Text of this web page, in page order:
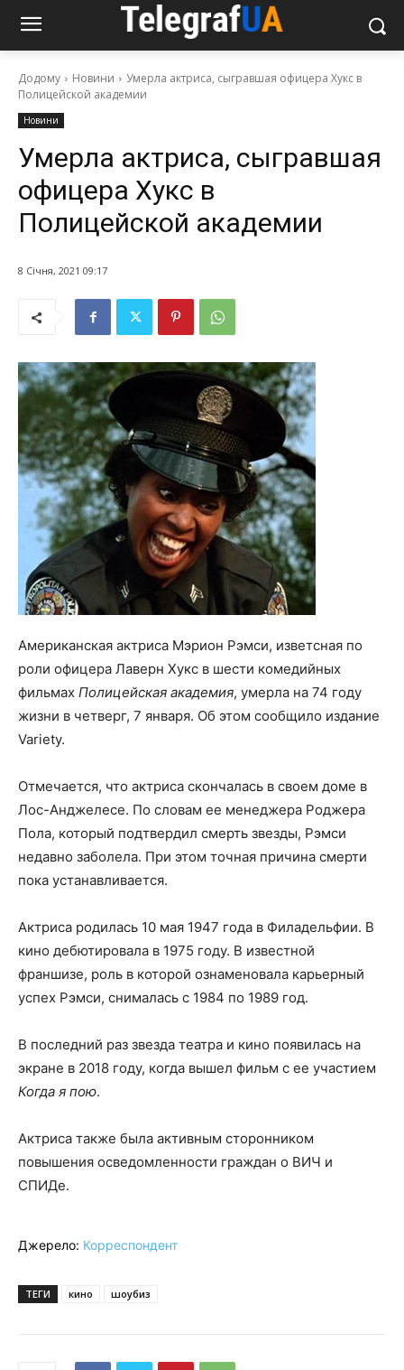
Додому Новини
Умерла актриса, сыгравшая офицера Хукс в
Полицейской академии
Новини
Умерла актриса, сыгравшая
офицера Хукс в
Полицейской академии
8 Січня, 2021 09:17
Американская актриса Мэрион Рэмси, изветсная по
роли офицера Лаверн Хукс в шести комедийных
фильмах Полицейская академия, умерла на 74 году
жизни в четверг, 7 января. Об этом сообщило издание
Variety.
Отмечается, что актриса скончалась в своем доме в
Лос-Анджелесе. По словам ее менеджера Роджера
Пола, который подтвердил смерть звезды, Рэмси
недавно заболела. При этом точная причина смерти
пока устанавливается.
Актриса родилась 10 мая 1947 года в Филадельфии. В
кино дебютировала в 1975 году. В известной
франшизе, роль в которой ознаменовала карьерный
успех Рэмси, снималась с 1984 по 1989 год.
В последний раз звезда театра и кино появилась на
экране в 2018 году, когда вышел фильм с ее участием
Когда я пою.
Актриса также была активным сторонником
повышения осведомленности граждан о ВИЧ и
СПИДе.
Джерело: Корреспондент
ТЕГИ кино шоубиз